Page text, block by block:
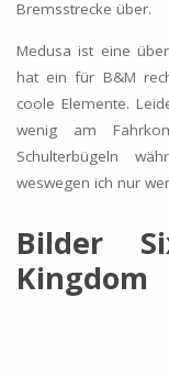
Bremsstrecke über.
Medusa ist eine
hat ein für B&M
coole Elemente.
wenig am
Schulterbügeln
weswegen ich nur
Bilder
Kingdom